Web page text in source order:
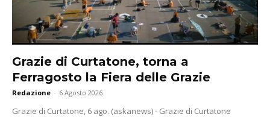
Grazie di Curtatone, torna a
Ferragosto la Fiera delle Grazie
Redazione - 6 Agosto 2026
Grazie di Curtatone, 6 ago. (askanews) - Grazie di Curtatone